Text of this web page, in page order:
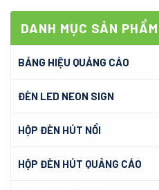
DANH MỤC SẢN PHẨM
BẢNG HIỆU QUẢNG CÁO
ĐÈN LED NEON SIGN
HỘP ĐÈN HÚT NỔI
HỘP ĐÈN HÚT QUẢNG CÁO